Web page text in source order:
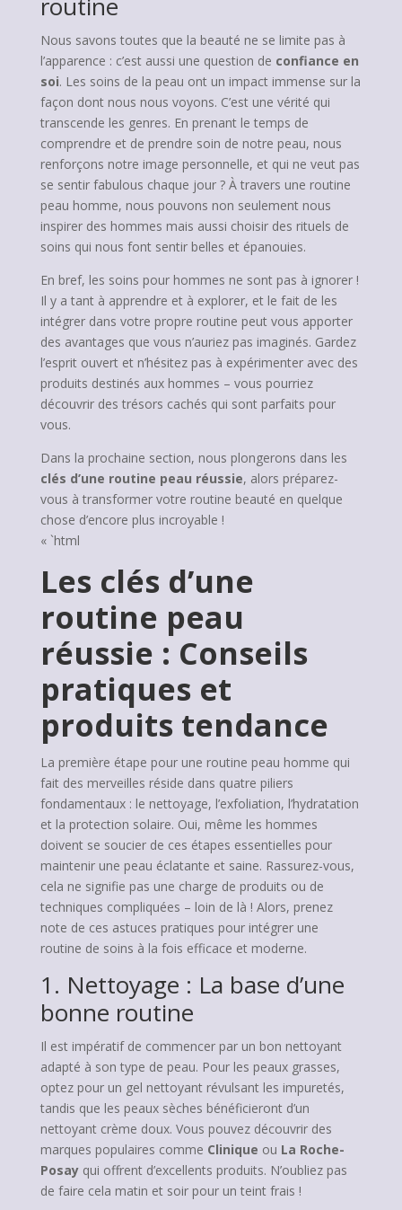
Nous savons toutes que la beauté ne se limite pas à
l’apparence : c’est aussi une question de confiance en
soi. Les soins de la peau ont un impact immense sur la
façon dont nous nous voyons. C’est une vérité qui
transcende les genres. En prenant le temps de
comprendre et de prendre soin de notre peau, nous
renforçons notre image personnelle, et qui ne veut pas
se sentir fabulous chaque jour ? À travers une routine
peau homme, nous pouvons non seulement nous
inspirer des hommes mais aussi choisir des rituels de
soins qui nous font sentir belles et épanouies.
En bref, les soins pour hommes ne sont pas à ignorer !
Il y a tant à apprendre et à explorer, et le fait de les
intégrer dans votre propre routine peut vous apporter
des avantages que vous n’auriez pas imaginés. Gardez
l’esprit ouvert et n’hésitez pas à expérimenter avec des
produits destinés aux hommes – vous pourriez
découvrir des trésors cachés qui sont parfaits pour
vous.
Dans la prochaine section, nous plongerons dans les
clés d’une routine peau réussie, alors préparez-
vous à transformer votre routine beauté en quelque
chose d’encore plus incroyable !
« `html
Les clés d’une
routine peau
réussie : Conseils
pratiques et
produits tendance
La première étape pour une routine peau homme qui
fait des merveilles réside dans quatre piliers
fondamentaux : le nettoyage, l’exfoliation, l’hydratation
et la protection solaire. Oui, même les hommes
doivent se soucier de ces étapes essentielles pour
maintenir une peau éclatante et saine. Rassurez-vous,
cela ne signifie pas une charge de produits ou de
techniques compliquées – loin de là ! Alors, prenez
note de ces astuces pratiques pour intégrer une
routine de soins à la fois efficace et moderne.
1. Nettoyage : La base d’une
bonne routine
Il est impératif de commencer par un bon nettoyant
adapté à son type de peau. Pour les peaux grasses,
optez pour un gel nettoyant révulsant les impuretés,
tandis que les peaux sèches bénéficieront d’un
nettoyant crème doux. Vous pouvez découvrir des
marques populaires comme Clinique ou La Roche-
Posayqui offrent d’excellents produits. N’oubliez pas
de faire cela matin et soir pour un teint frais !